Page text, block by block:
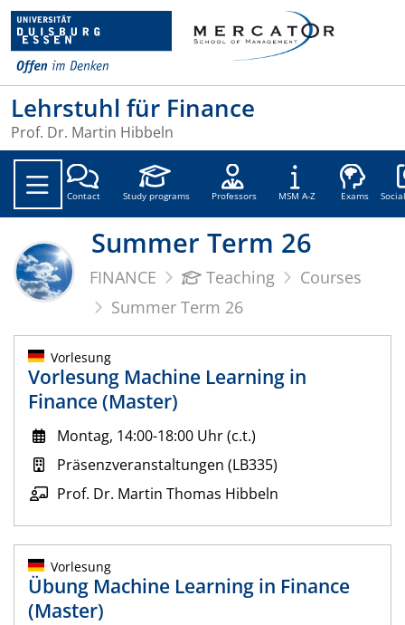
Lehrstuhl für Finance
Prof. Dr. Martin Hibbeln
Contact Study programs Professors MSM A-Z Exams
Summer Term 26
FINANCE Teaching
Courses
Summer Term 26
Vorlesung
Vorlesung Machine Learning in
Finance (Master)
Montag, 14:00-18:00 Uhr (c.t.)
Präsenzveranstaltungen (LB335)
Prof. Dr. Martin Thomas Hibbeln
Vorlesung
Übung Machine Learning in Finance
(Master)